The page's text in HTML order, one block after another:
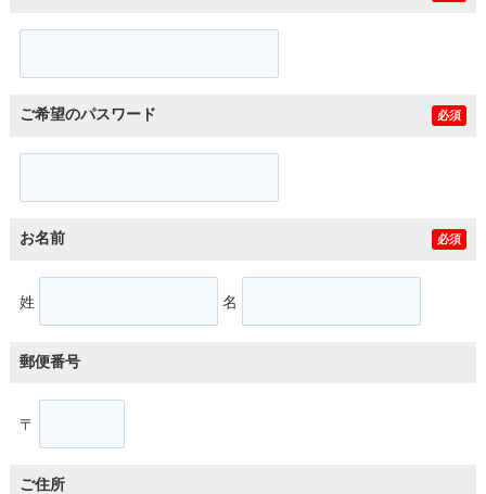
ご希望のパスワード 必須
お名前 必須
姓 名
郵便番号
〒
ご住所